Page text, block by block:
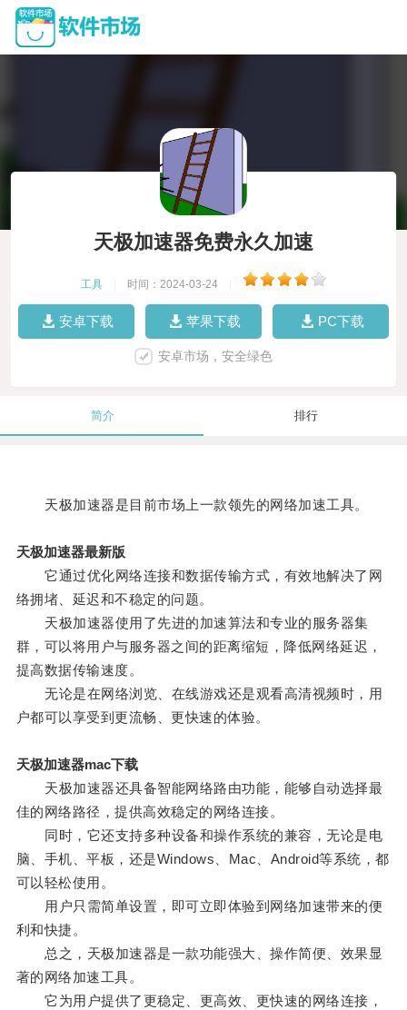
天极加速器免费永久加速
工具 时间：2024-03-24
安卓下载 苹果下载 PC下载
安卓市场，安全绿色
简介 排行
天极加速器是目前市场上一款领先的网络加速工具。
天极加速器最新版
它通过优化网络连接和数据传输方式，有效地解决了网
络拥堵、延迟和不稳定的问题。
天极加速器使用了先进的加速算法和专业的服务器集
群，可以将用户与服务器之间的距离缩短，降低网络延迟，
提高数据传输速度。
无论是在网络浏览、在线游戏还是观看高清视频时，用
户都可以享受到更流畅、更快速的体验。
天极加速器mac下载
天极加速器还具备智能网络路由功能，能够自动选择最
佳的网络路径，提供高效稳定的网络连接。
同时，它还支持多种设备和操作系统的兼容，无论是电
脑、手机、平板，还是Windows、Mac、Android等系统，都
可以轻松使用。
用户只需简单设置，即可立即体验到网络加速带来的便
利和快捷。
总之，天极加速器是一款功能强大、操作简便、效果显
著的网络加速工具。
它为用户提供了更稳定、更高效、更快速的网络连接，